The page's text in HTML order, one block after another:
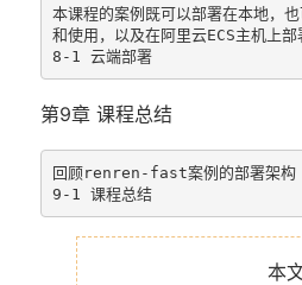
本课程的案例既可以部署在本地，
和使用，以及在阿里云ECS主机上部
8-1 云端部署
第9章 课程总结
回顾renren-fast案例的部署架构
本